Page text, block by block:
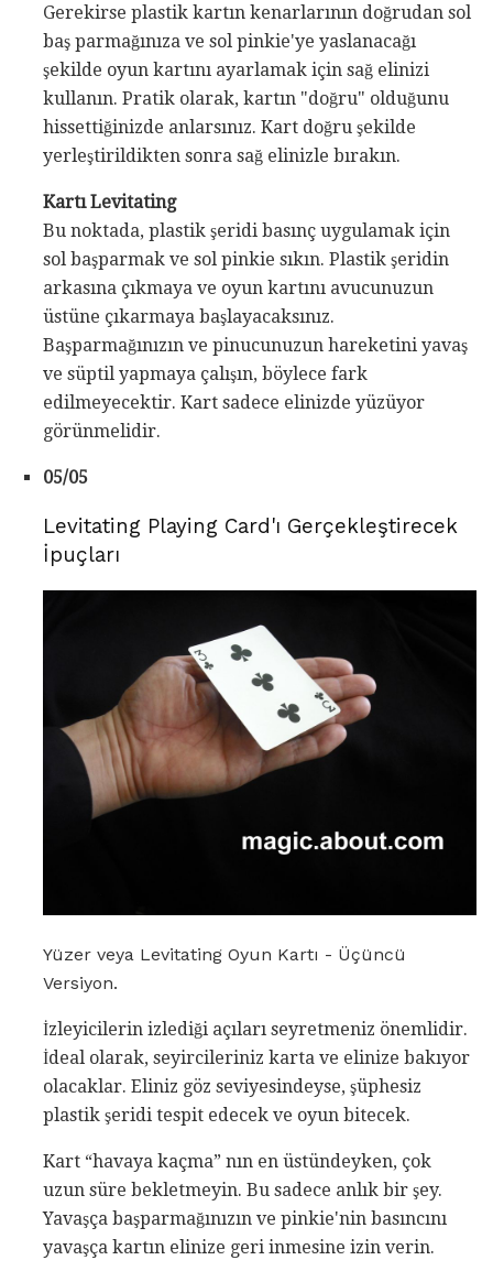
Gerekirse plastik kartın kenarlarının doğrudan sol
baş parmağınıza ve sol pinkie'ye yaslanacağı
şekilde oyun kartını ayarlamak için sağ elinizi
kullanın. Pratik olarak, kartın "doğru" olduğunu
hissettiğinizde anlarsınız. Kart doğru şekilde
yerleştirildikten sonra sağ elinizle bırakın.
Kartı Levitating
Bu noktada, plastik şeridi basınç uygulamak için
sol başparmak ve sol pinkie sıkın. Plastik şeridin
arkasına çıkmaya ve oyun kartını avucunuzun
üstüne çıkarmaya başlayacaksınız.
Başparmağınızın ve pinucunuzun hareketini yavaş
ve süptil yapmaya çalışın, böylece fark
edilmeyecektir. Kart sadece elinizde yüzüyor
görünmelidir.
05/05
Levitating Playing Card'ı Gerçekleştirecek
İpuçları
Yüzer veya Levitating Oyun Kartı - Üçüncü
Versiyon.
İzleyicilerin izlediği açıları seyretmeniz önemlidir.
İdeal olarak, seyircileriniz karta ve elinize bakıyor
olacaklar. Eliniz göz seviyesindeyse, şüphesiz
plastik şeridi tespit edecek ve oyun bitecek.
Kart “havaya kaçma” nın en üstündeyken, çok
uzun süre bekletmeyin. Bu sadece anlık bir şey.
Yavaşça başparmağınızın ve pinkie'nin basıncını
yavaşça kartın elinize geri inmesine izin verin.